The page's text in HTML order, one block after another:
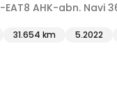
GT Hybrid 225
31.654 km 5.2022